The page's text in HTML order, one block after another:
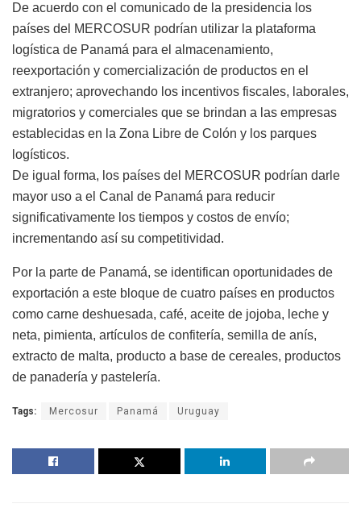
De acuerdo con el comunicado de la presidencia los
países del MERCOSUR podrían utilizar la plataforma
logística de Panamá para el almacenamiento,
reexportación y comercialización de productos en el
extranjero; aprovechando los incentivos fiscales, laborales,
migratorios y comerciales que se brindan a las empresas
establecidas en la Zona Libre de Colón y los parques
logísticos.
De igual forma, los países del MERCOSUR podrían darle
mayor uso a el Canal de Panamá para reducir
significativamente los tiempos y costos de envío;
incrementando así su competitividad.
Por la parte de Panamá, se identifican oportunidades de
exportación a este bloque de cuatro países en productos
como carne deshuesada, café, aceite de jojoba, leche y
neta, pimienta, artículos de confitería, semilla de anís,
extracto de malta, producto a base de cereales, productos
de panadería y pastelería.
Tags: Mercosur Panamá Uruguay